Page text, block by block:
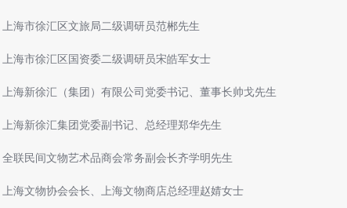
上海市徐汇区文旅局二级调研员范郴先生
上海市徐汇区国资委二级调研员宋皓军女士
上海新徐汇（集团）有限公司党委书记、董事长帅戈先生
上海新徐汇集团党委副书记、总经理郑华先生
全联民间文物艺术品商会常务副会长齐学明先生
上海文物协会会长、上海文物商店总经理赵婧女士